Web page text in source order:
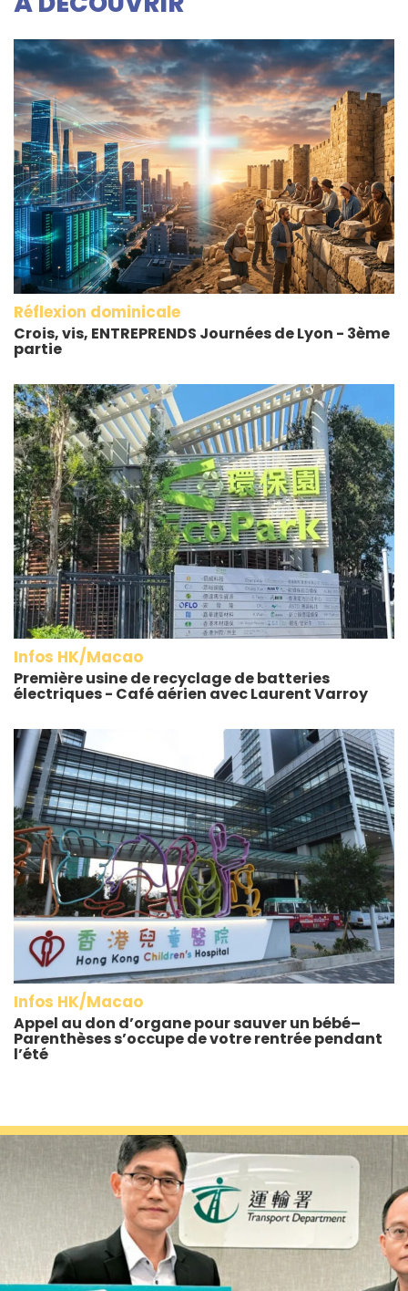
Réflexion dominicale
Crois, vis, ENTREPRENDS Journées de Lyon - 3ème
partie
Infos HK/Macao
Première usine de recyclage de batteries
électriques - Café aérien avec Laurent Varroy
Infos HK/Macao
Appel au don d’organe pour sauver un bébé–
Parenthèses s’occupe de votre rentrée pendant
l’été